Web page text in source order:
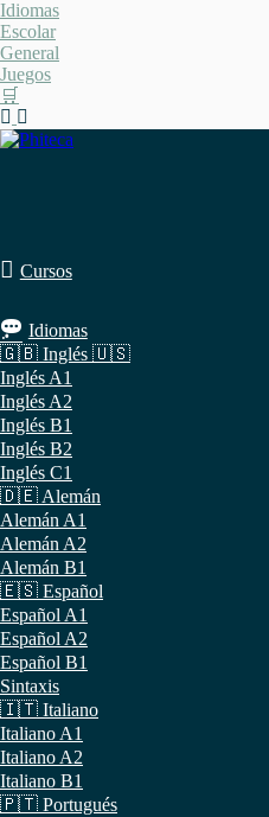
Saltar
al
contenido
Idiomas
Escolar
General
Juegos
🛒
Cursos
Idiomas
🇬🇧 Inglés 🇺🇸
Inglés A1
Inglés A2
Inglés B1
Inglés B2
Inglés C1
🇩🇪 Alemán
Alemán A1
Alemán A2
Alemán B1
🇪🇸 Español
Español A1
Español A2
Español B1
Sintaxis
🇮🇹 Italiano
Italiano A1
Italiano A2
Italiano B1
🇵🇹 Portugués